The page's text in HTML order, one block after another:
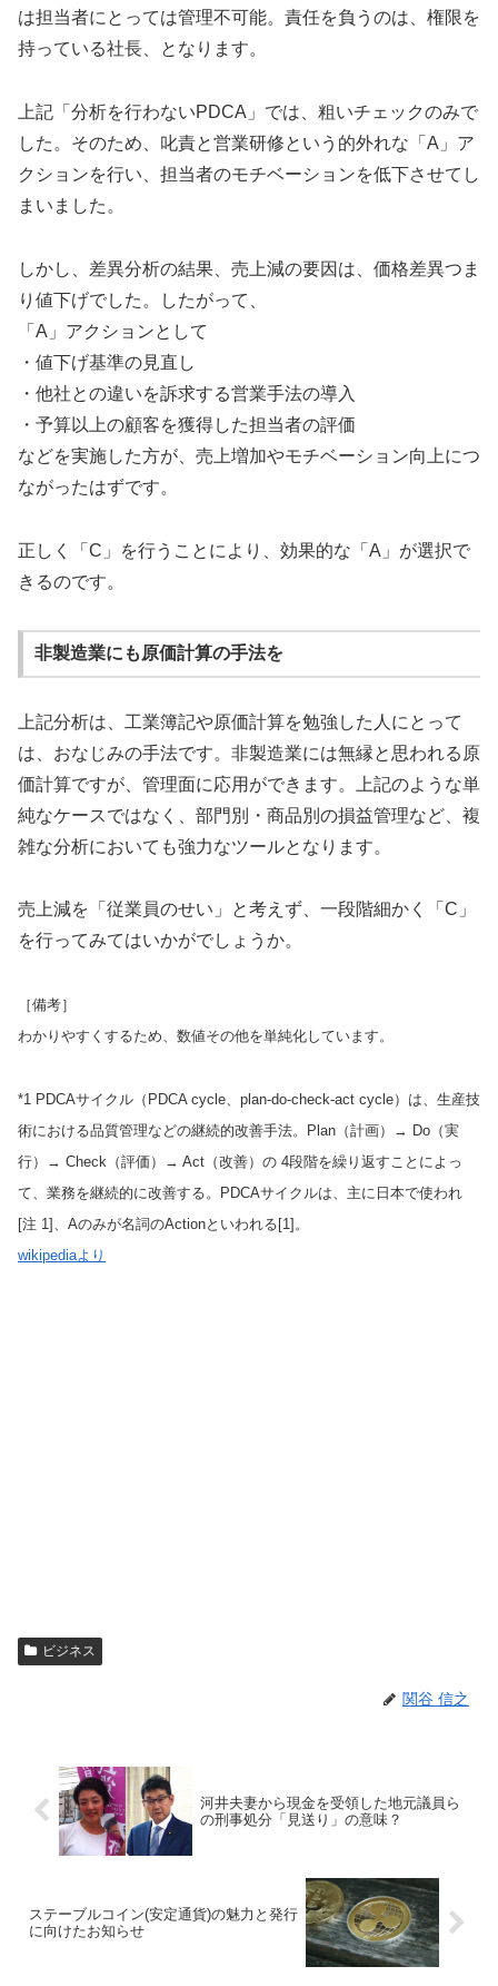
は担当者にとっては管理不可能。責任を負うのは、権限を
持っている社長、となります。
上記「分析を行わないPDCA」では、粗いチェックのみで
した。そのため、叱責と営業研修という的外れな「A」ア
クションを行い、担当者のモチベーションを低下させてし
まいました。
しかし、差異分析の結果、売上減の要因は、価格差異つま
り値下げでした。したがって、
「A」アクションとして
・値下げ基準の見直し
・他社との違いを訴求する営業手法の導入
・予算以上の顧客を獲得した担当者の評価
などを実施した方が、売上増加やモチベーション向上につ
ながったはずです。
正しく「C」を行うことにより、効果的な「A」が選択で
きるのです。
非製造業にも原価計算の手法を
上記分析は、工業簿記や原価計算を勉強した人にとって
は、おなじみの手法です。非製造業には無縁と思われる原
価計算ですが、管理面に応用ができます。上記のような単
純なケースではなく、部門別・商品別の損益管理など、複
雑な分析においても強力なツールとなります。
売上減を「従業員のせい」と考えず、一段階細かく「C」
を行ってみてはいかがでしょうか。
［備考］
わかりやすくするため、数値その他を単純化しています。
*1 PDCAサイクル（PDCA cycle、plan-do-check-act cycle）は、生産技
術における品質管理などの継続的改善手法。Plan（計画）→ Do（実
行）→ Check（評価）→ Act（改善）の 4段階を繰り返すことによっ
て、業務を継続的に改善する。PDCAサイクルは、主に日本で使われ
[注 1]、Aのみが名詞のActionといわれる[1]。
wikipediaより
ビジネス
関谷 信之
河井夫妻から現金を受領した地元議員ら
の刑事処分「見送り」の意味？
ステーブルコイン(安定通貨)の魅力と発行
に向けたお知らせ